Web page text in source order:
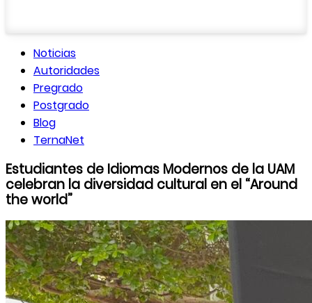
Noticias
Autoridades
Pregrado
Postgrado
Blog
TernaNet
Estudiantes de Idiomas Modernos de la UAM
celebran la diversidad cultural en el “Around
the world”